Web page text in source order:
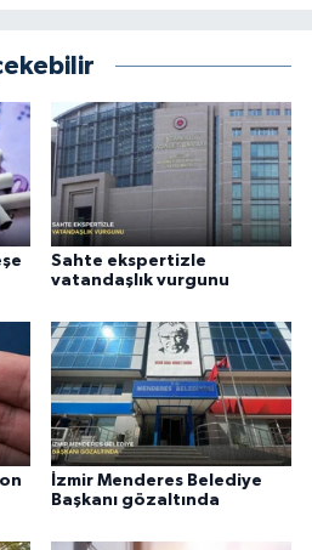
Sahte ekspertizle
vatandaşlık vurgunu
İzmir Menderes Belediye
Başkanı gözaltında